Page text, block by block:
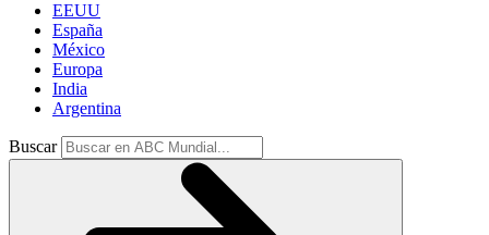
EEUU
España
México
Europa
India
Argentina
Buscar